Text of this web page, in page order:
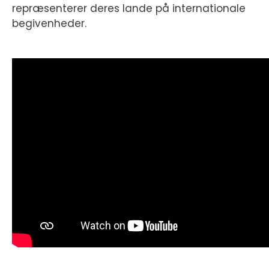
repræsenterer deres lande på internationale
begivenheder.